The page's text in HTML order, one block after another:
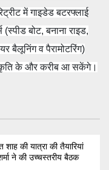
में गाइडेड बटरफ्लाई
(स्पीड बोट, बनाना राइड,
बैलूनिंग व पैरामोटरिंग)
के और करीब आ सकेंगे।
की यात्रा की तैयारियां
ने की उच्चस्तरीय बैठक